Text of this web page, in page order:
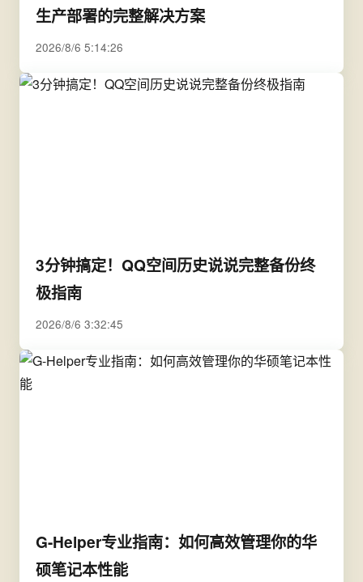
生产部署的完整解决方案
2026/8/6 5:14:26
3分钟搞定！QQ空间历史说说完整备份终
极指南
2026/8/6 3:32:45
G-Helper专业指南：如何高效管理你的华
硕笔记本性能